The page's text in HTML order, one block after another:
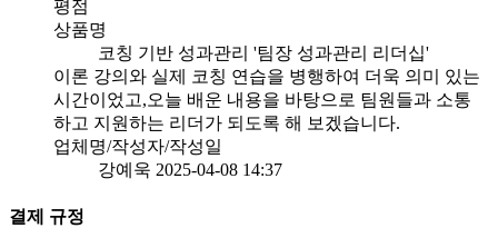
평점
상품명
코칭 기반 성과관리 '팀장 성과관리 리더십'
이론 강의와 실제 코칭 연습을 병행하여 더욱 의미 있는
시간이었고,오늘 배운 내용을 바탕으로 팀원들과 소통
하고 지원하는 리더가 되도록 해 보겠습니다.
업체명/작성자/작성일
강예욱 2025-04-08 14:37
결제 규정